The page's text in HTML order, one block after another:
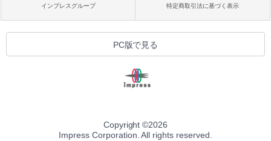
インプレスグループ 特定商取引法に基づく表示
PC版で見る
Copyright ©2026
Impress Corporation. All rights reserved.